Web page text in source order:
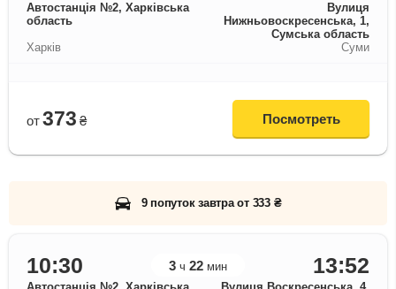
Автостанція №2, Харківська
область
Вулиця
Нижньовоскресенська, 1,
Сумська область
Харків
Суми
от 373 ₴ Посмотреть
9 попуток завтра от 333 ₴
10:30 3 ч 22 мин 13:52